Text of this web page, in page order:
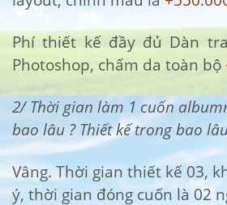
Phí thiết kế đầy đủ Dàn
Photoshop, chấm da toàn bộ
2/ Thời gian làm 1 cuốn
bao lâu ? Thiết kế trong bao
Vâng. Thời gian thiết kế 03,
ý, thời gian đóng cuốn là 02